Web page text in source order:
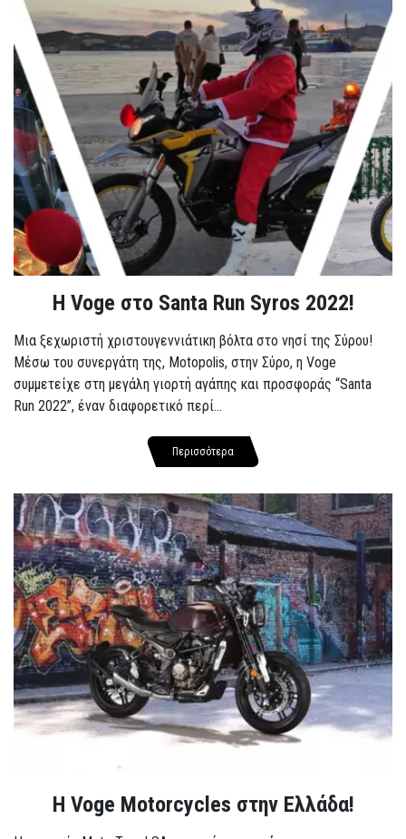
Η Voge στο Santa Run Syros 2022!
Μια ξεχωριστή χριστουγεννιάτικη βόλτα στο νησί της Σύρου!
Μέσω του συνεργάτη της, Motopolis, στην Σύρο, η Voge
συμμετείχε στη μεγάλη γιορτή αγάπης και προσφοράς “Santa
Run 2022”, έναν διαφορετικό περί...
Περισσότερα
H Voge Motorcycles στην Ελλάδα!